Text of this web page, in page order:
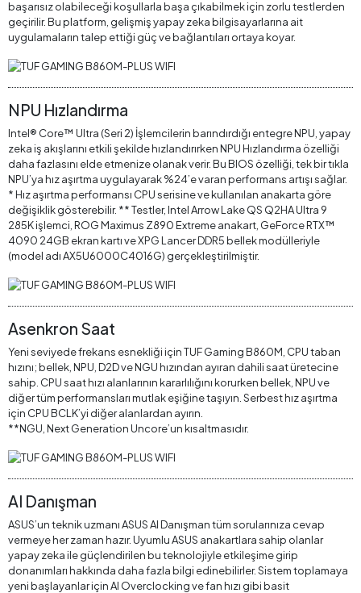
başarısız olabileceği koşullarla başa çıkabilmek için zorlu testlerden
geçirilir. Bu platform, gelişmiş yapay zeka bilgisayarlarına ait
uygulamaların talep ettiği güç ve bağlantıları ortaya koyar.
NPU Hızlandırma
Intel® Core™ Ultra (Seri 2) İşlemcilerin barındırdığı entegre NPU, yapay
zeka iş akışlarını etkili şekilde hızlandırırken NPU Hızlandırma özelliği
daha fazlasını elde etmenize olanak verir. Bu BIOS özelliği, tek bir tıkla
NPU’ya hız aşırtma uygulayarak %24’e varan performans artışı sağlar.
* Hız aşırtma performansı CPU serisine ve kullanılan anakarta göre
değişiklik gösterebilir. ​** Testler, Intel Arrow Lake QS Q2HA Ultra 9
285K işlemci, ROG Maximus Z890 Extreme anakart, GeForce RTX™
4090 24GB ekran kartı ve XPG Lancer DDR5 bellek modülleriyle
(model adı AX5U6000C4016G) gerçekleştirilmiştir. ​
Asenkron Saat
Yeni seviyede frekans esnekliği için TUF Gaming B860M, CPU taban
hızını; bellek, NPU, D2D ve NGU hızından ayıran dahili saat üretecine
sahip. CPU saat hızı alanlarının kararlılığını korurken bellek, NPU ve
diğer tüm performansları mutlak eşiğine taşıyın. Serbest hız aşırtma
için CPU BCLK’yi diğer alanlardan ayırın.
**NGU, Next Generation Uncore’un kısaltmasıdır.
AI Danışman
ASUS’un teknik uzmanı ASUS AI Danışman tüm sorularınıza cevap
vermeye her zaman hazır. Uyumlu ASUS anakartlara sahip olanlar
yapay zeka ile güçlendirilen bu teknolojiyle etkileşime girip
donanımları hakkında daha fazla bilgi edinebilirler. Sistem toplamaya
yeni başlayanlar için AI Overclocking ve fan hızı gibi basit